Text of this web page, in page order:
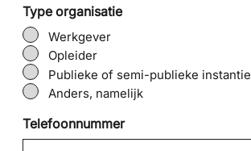
Type organisatie
Werkgever
Opleider
Publieke of semi-publieke instantie
Anders, namelijk
Telefoonnummer